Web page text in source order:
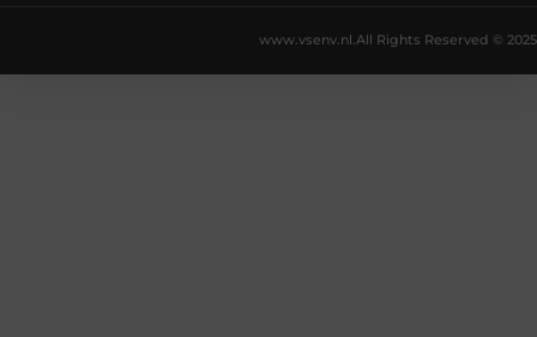
All Rights Reserved © 2025
www.vsenv.nl.